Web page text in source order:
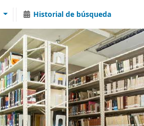
Historial de búsqueda